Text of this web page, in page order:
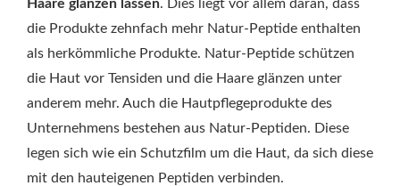
Haare glänzen lassen. Dies liegt vor allem daran, dass
die Produkte zehnfach mehr Natur-Peptide enthalten
als herkömmliche Produkte. Natur-Peptide schützen
die Haut vor Tensiden und die Haare glänzen unter
anderem mehr. Auch die Hautpflegeprodukte des
Unternehmens bestehen aus Natur-Peptiden. Diese
legen sich wie ein Schutzfilm um die Haut, da sich diese
mit den hauteigenen Peptiden verbinden.